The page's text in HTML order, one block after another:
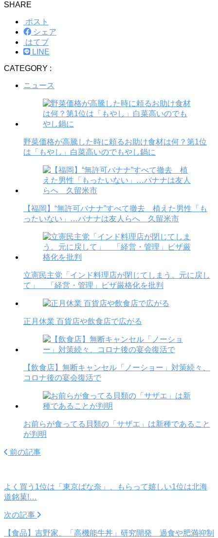
SHARE
ポスト
シェア
はてブ
LINE
CATEGORY :
ニュース
野菜価格が高騰した時に頼るお助け食材は何？第1位
は「もやし」白菜高いのでもやし鍋に
【福岡】“無許可バナナ”すべて撤去 植えた男性「も
ったいない」…バナナは友人らへ 久留米市
立憲民主党「インド料理店が閉じてしまう。元に戻し
て」 「経営・管理」ビザ厳格化を批判
正月休業 百貨店や飲食店で広がる
【飲食店】無断キャンセル「ノーショー」対策続々、
コロナ後の宴会復活で
お前らが食ってる貝類の「サザエ」は新種であること
が判明
前の記事
よく買う1位は「東京ばな奈」、もらって嬉しい1位は北海
道銘菓!…
次の記事
【食品】吉野家、「高機能牛丼」研究開発 過食や肥満抑制